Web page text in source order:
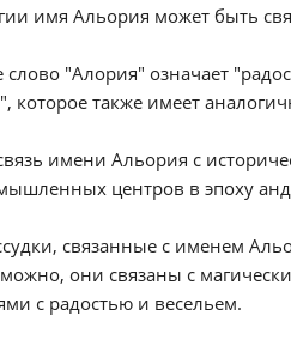
имя Альория может быть
слово "Алория" означает
которое также имеет
имени Альория с
центров в эпоху
связанные с именем
они связаны с
с радостью и весельем.